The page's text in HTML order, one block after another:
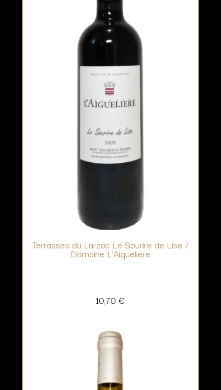
Terrasses du Larzac Le Sourire de Lise /
Domaine L’Aiguelière
10,70 €